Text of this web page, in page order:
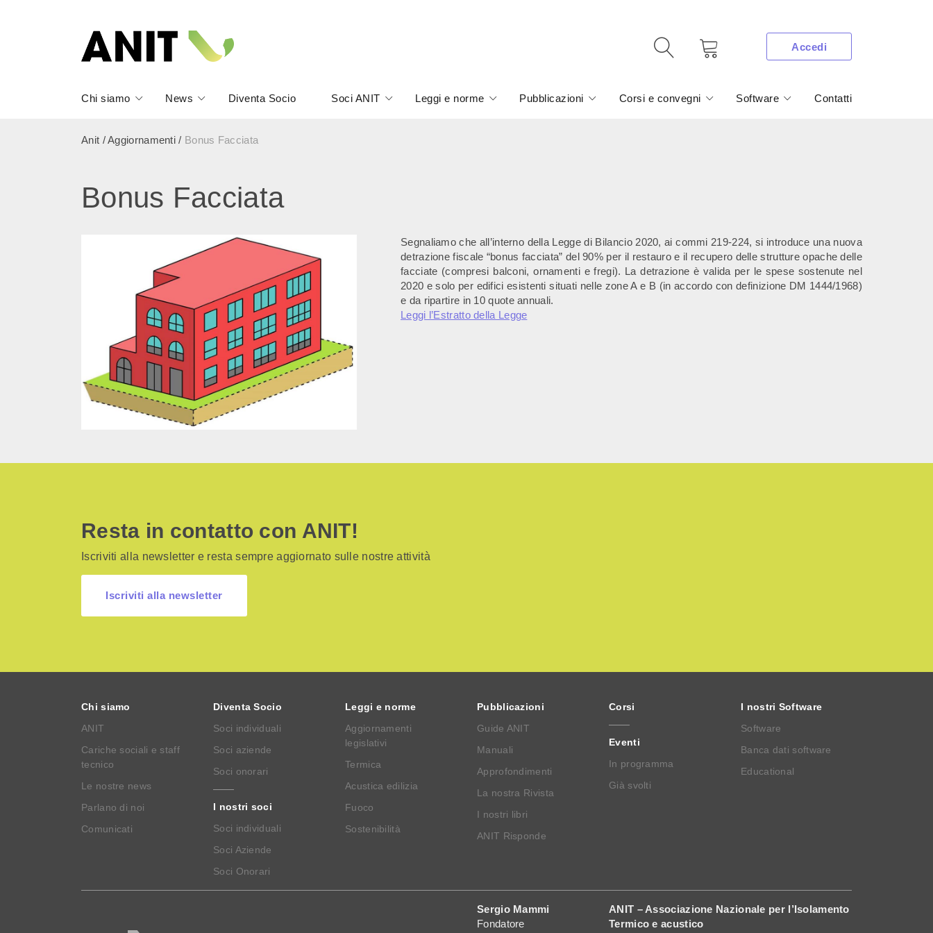
Accedi
Chi siamo News Diventa Socio Soci ANIT Leggi e norme Pubblicazioni Corsi e convegni Software Contatti
Anit /Aggiornamenti / Bonus Facciata
Bonus Facciata
Segnaliamo che all’interno della Legge di Bilancio 2020, ai commi 219-224, si introduce una nuova
detrazione fiscale “bonus facciata” del 90% per il restauro e il recupero delle strutture opache delle
facciate (compresi balconi, ornamenti e fregi). La detrazione è valida per le spese sostenute nel
2020 e solo per edifici esistenti situati nelle zone A e B (in accordo con definizione DM 1444/1968)
e da ripartire in 10 quote annuali.
Leggi l’Estratto della Legge
Resta in contatto con ANIT!
Iscriviti alla newsletter e resta sempre aggiornato sulle nostre attività
Iscriviti alla newsletter
Chi siamo
ANIT
Cariche sociali e staff
tecnico
Le nostre news
Parlano di noi
Comunicati
Diventa Socio
Soci individuali
Soci aziende
Soci onorari
I nostri soci
Soci individuali
Soci Aziende
Soci Onorari
Leggi e norme
Aggiornamenti
legislativi
Termica
Acustica edilizia
Fuoco
Sostenibilità
Pubblicazioni
Guide ANIT
Manuali
Approfondimenti
La nostra Rivista
I nostri libri
ANIT Risponde
Corsi
Eventi
In programma
Già svolti
I nostri Software
Software
Banca dati software
Educational
Sergio Mammi
Fondatore
ANIT – Associazione Nazionale per l’Isolamento
Termico e acustico